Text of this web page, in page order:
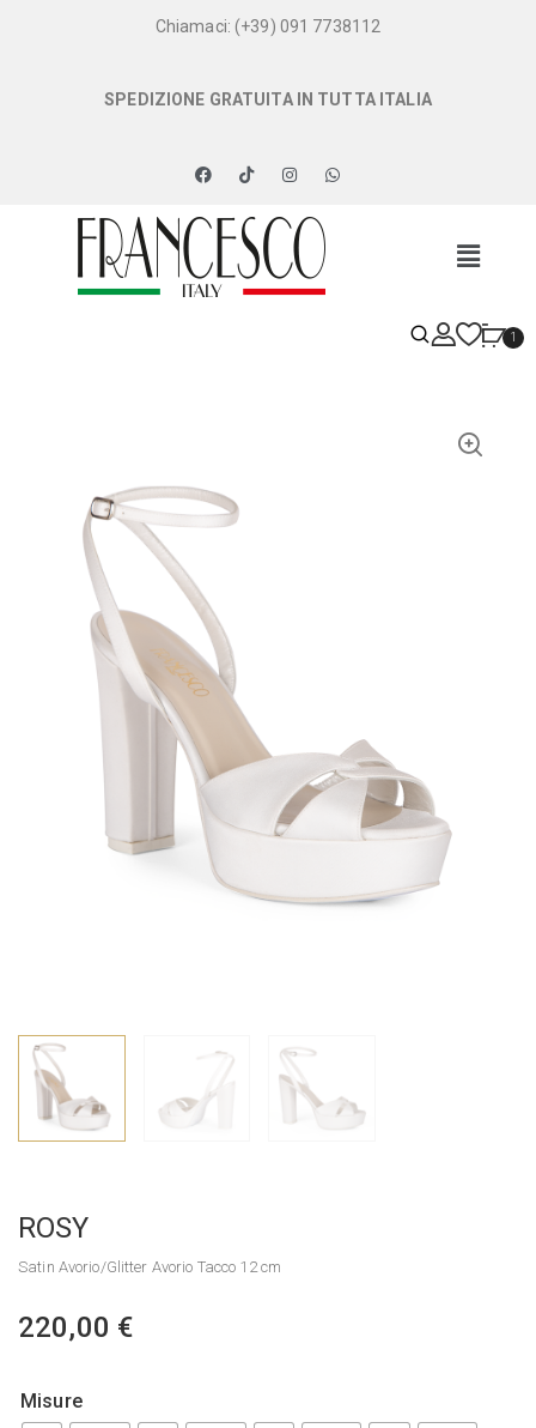
Chiamaci: (+39) 091 7738112
SPEDIZIONE GRATUITA IN TUTTA ITALIA
1
ROSY
Satin Avorio/Glitter Avorio Tacco 12 cm
220,00 €
Misure